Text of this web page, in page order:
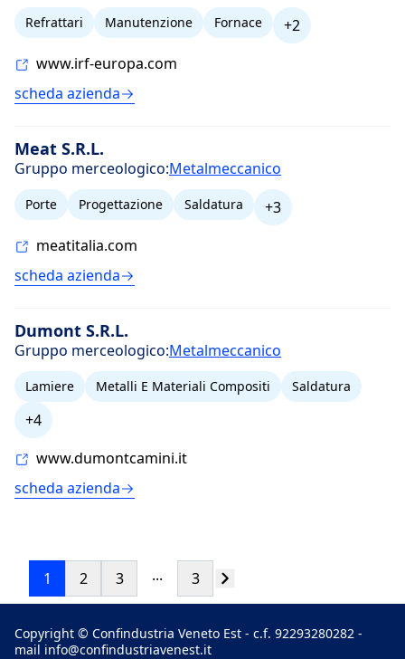
Refrattari Manutenzione Fornace
+2
www.irf-europa.com
scheda azienda
Meat S.R.L.
Gruppo merceologico:Metalmeccanico
Porte Progettazione Saldatura
+3
meatitalia.com
scheda azienda
Dumont S.R.L.
Gruppo merceologico:Metalmeccanico
Lamiere Metalli E Materiali Compositi Saldatura
+4
www.dumontcamini.it
scheda azienda
1 2 3 ... 3
Copyright © Confindustria Veneto Est - c.f. 92293280282 -
mail info@confindustriavenest.it